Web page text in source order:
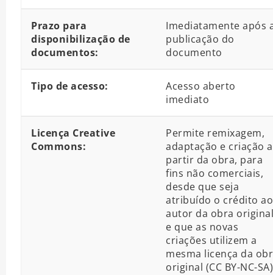
Prazo para
disponibilização de
documentos:
Imediatamente após
publicação do
documento
Tipo de acesso:
Acesso aberto
imediato
Licença Creative
Commons:
Permite remixagem,
adaptação e criação a
partir da obra, para
fins não comerciais,
desde que seja
atribuído o crédito ao
autor da obra original
e que as novas
criações utilizem a
mesma licença da
original (CC BY-NC-SA)